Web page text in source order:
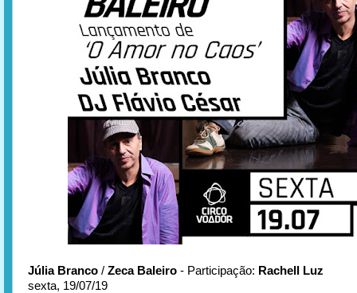
Júlia Branco / Zeca Baleiro - Participação: Rachell Luz
sexta, 19/07/19